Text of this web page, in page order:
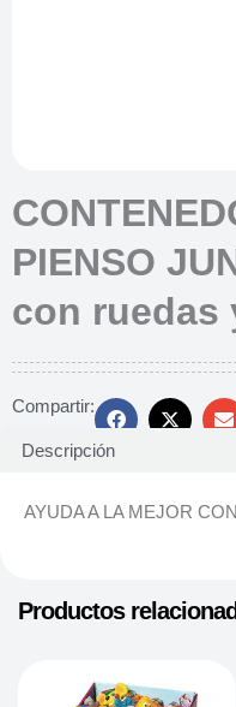
PIENSO
con ruedas
Compartir:
Descripción
AYUDA A LA MEJOR
Productos